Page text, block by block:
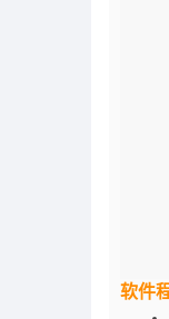
软件